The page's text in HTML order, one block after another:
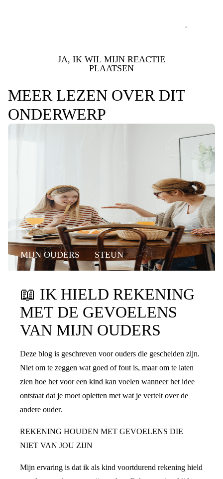
JA, IK WIL MIJN REACTIE
PLAATSEN
MEER LEZEN OVER DIT
ONDERWERP
MIJN OUDERS STEUN
📖 IK HIELD REKENING
MET DE GEVOELENS
VAN MIJN OUDERS
Deze blog is geschreven voor ouders die gescheiden zijn.
Niet om te zeggen wat goed of fout is, maar om te laten
zien hoe het voor een kind kan voelen wanneer het idee
ontstaat dat je moet opletten met wat je vertelt over de
andere ouder.
REKENING HOUDEN MET GEVOELENS DIE
NIET VAN JOU ZIJN
Mijn ervaring is dat ik als kind voortdurend rekening hield